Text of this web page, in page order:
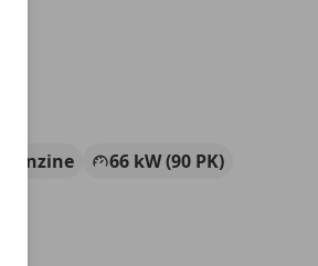
Benzine
66 kW (90 PK)